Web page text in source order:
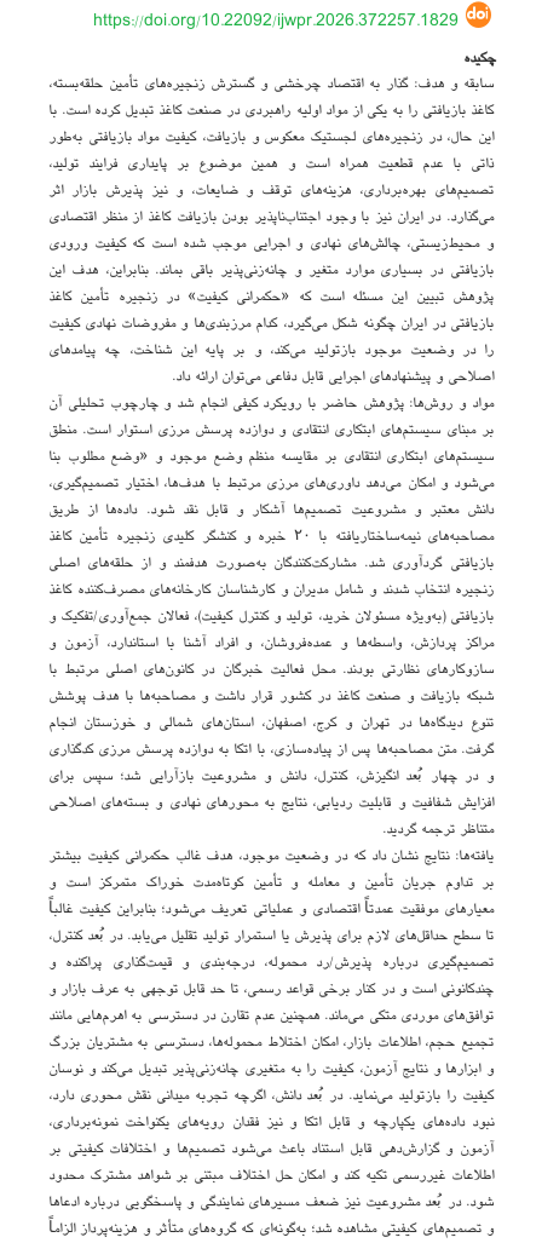
https://doi.org/10.22092/ijwpr.2026.372257.1829
چکیده
سابقه و هدف: گذار به اقتصاد چرخشی و گسترش زنجیره‌های تأمین حلقه‌بسته،
کاغذ بازیافتی را به یکی از مواد اولیه راهبردی در صنعت کاغذ تبدیل کرده است. با
این حال، در زنجیره‌های لجستیک معکوس و بازیافت، کیفیت مواد بازیافتی به‌طور
ذاتی با عدم قطعیت همراه است و همین موضوع بر پایداری فرایند تولید،
تصمیم‌های بهره‌برداری، هزینه‌های توقف و ضایعات، و نیز پذیرش بازار اثر
می‌گذارد. در ایران نیز با وجود اجتناب‌ناپذیر بودن بازیافت کاغذ از منظر اقتصادی
و محیط‌زیستی، چالش‌های نهادی و اجرایی موجب شده است که کیفیت ورودی
بازیافتی در بسیاری موارد متغیر و چانه‌زنی‌پذیر باقی بماند. بنابراین، هدف این
پژوهش تبیین این مسئله است که «حکمرانی کیفیت» در زنجیره تأمین کاغذ
بازیافتی در ایران چگونه شکل می‌گیرد، کدام مرزبندی‌ها و مفروضات نهادی کیفیت
را در وضعیت موجود بازتولید می‌کند، و بر پایه این شناخت، چه پیامدهای
اصلاحی و پیشنهادهای اجرایی قابل دفاعی می‌توان ارائه داد.
مواد و روش‌ها: پژوهش حاضر با رویکرد کیفی انجام شد و چارچوب تحلیلی آن
بر مبنای سیستم‌های ابتکاری انتقادی و دوازده پرسش مرزی استوار است. منطق
سیستم‌های ابتکاری انتقادی بر مقایسه منظم وضع موجود و «وضع مطلوب بنا
می‌شود و امکان می‌دهد داوری‌های مرزی مرتبط با هدف‌ها، اختیار تصمیم‌گیری،
دانش معتبر و مشروعیت تصمیم‌ها آشکار و قابل نقد شود. داده‌ها از طریق
مصاحبه‌های نیمه‌ساختاریافته با ۲۰ خبره و کنشگر کلیدی زنجیره تأمین کاغذ
بازیافتی گردآوری شد. مشارکت‌کنندگان به‌صورت هدفمند و از حلقه‌های اصلی
زنجیره انتخاب شدند و شامل مدیران و کارشناسان کارخانه‌های مصرف‌کننده کاغذ
بازیافتی (به‌ویژه مسئولان خرید، تولید و کنترل کیفیت)، فعالان جمع‌آوری/تفکیک و
مراکز پردازش، واسطه‌ها و عمده‌فروشان، و افراد آشنا با استاندارد، آزمون و
سازوکارهای نظارتی بودند. محل فعالیت خبرگان در کانون‌های اصلی مرتبط با
شبکه بازیافت و صنعت کاغذ در کشور قرار داشت و مصاحبه‌ها با هدف پوشش
تنوع دیدگاه‌ها در تهران و کرج، اصفهان، استان‌های شمالی و خوزستان انجام
گرفت. متن مصاحبه‌ها پس از پیاده‌سازی، با اتکا به دوازده پرسش مرزی کدگذاری
و در چهار بُعد انگیزش، کنترل، دانش و مشروعیت بازآرایی شد؛ سپس برای
افزایش شفافیت و قابلیت ردیابی، نتایج به محورهای نهادی و بسته‌های اصلاحی
متناظر ترجمه گردید.
یافته‌ها: نتایج نشان داد که در وضعیت موجود، هدف غالب حکمرانی کیفیت بیشتر
بر تداوم جریان تأمین و معامله و تأمین کوتاه‌مدت خوراک متمرکز است و
معیارهای موفقیت عمدتاً اقتصادی و عملیاتی تعریف می‌شود؛ بنابراین کیفیت غالباً
تا سطح حداقل‌های لازم برای پذیرش یا استمرار تولید تقلیل می‌یابد. در بُعد کنترل،
تصمیم‌گیری درباره پذیرش/رد محموله، درجه‌بندی و قیمت‌گذاری پراکنده و
چندکانونی است و در کنار برخی قواعد رسمی، تا حد قابل توجهی به عرف بازار و
توافق‌های موردی متکی می‌ماند. همچنین عدم تقارن در دسترسی به اهرم‌هایی مانند
تجمیع حجم، اطلاعات بازار، امکان اختلاط محموله‌ها، دسترسی به مشتریان بزرگ
و ابزارها و نتایج آزمون، کیفیت را به متغیری چانه‌زنی‌پذیر تبدیل می‌کند و نوسان
کیفیت را بازتولید می‌نماید. در بُعد دانش، اگرچه تجربه میدانی نقش محوری دارد،
نبود داده‌های یکپارچه و قابل اتکا و نیز فقدان رویه‌های یکنواخت نمونه‌برداری،
آزمون و گزارش‌دهی قابل استناد باعث می‌شود تصمیم‌ها و اختلافات کیفیتی بر
اطلاعات غیررسمی تکیه کند و امکان حل اختلاف مبتنی بر شواهد مشترک محدود
شود. در بُعد مشروعیت نیز ضعف مسیرهای نمایندگی و پاسخگویی درباره ادعاها
و تصمیم‌های کیفیتی مشاهده شد؛ به‌گونه‌ای که گروه‌های متأثر و هزینه‌پرداز الزاماً